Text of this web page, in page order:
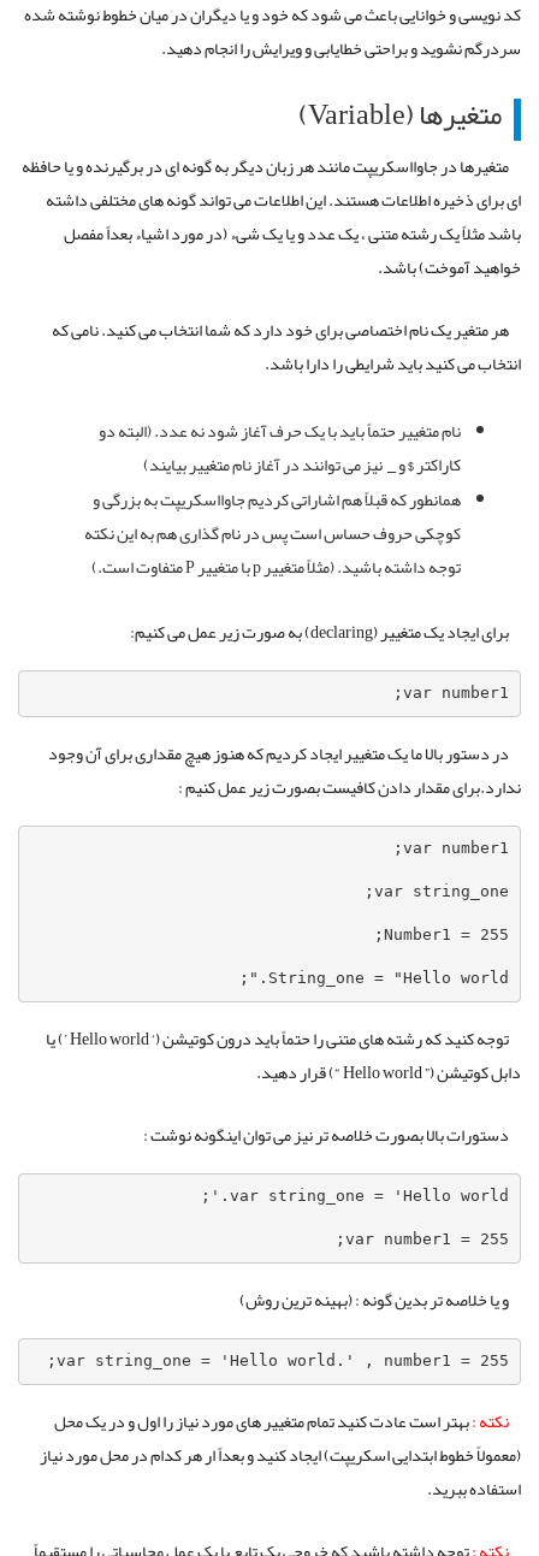
کد نویسی و خوانایی باعث می شود که خود و یا دیگران در میان خطوط نوشته شده
سردرگم نشوید و براحتی خطایابی و ویرایش را انجام دهید.
متغیرها (Variable)
متغیرها در جاوااسکریپت مانند هر زبان دیگر به گونه ای در برگیرنده و یا حافظه
ای برای ذخیره اطلاعات هستند. این اطلاعات می تواند گونه های مختلفی داشته
باشد مثلاً یک رشته متنی ، یک عدد و یا یک شیء (در مورد اشیاء بعداً مفصل
خواهید آموخت) باشد.
هر متغیر یک نام اختصاصی برای خود دارد که شما انتخاب می کنید. نامی که
انتخاب می کنید باید شرایطی را دارا باشد.
نام متغییر حتماً باید با یک حرف آغاز شود نه عدد. (البته دو
کاراکتر$و_نیز می توانند در آغاز نام متغییر بیایند)
همانطور که قبلاً هم اشاراتی کردیم جاوااسکریپت به بزرگی و
کوچکی حروف حساس است پس در نام گذاری هم به این نکته
توجه داشته باشید. (مثلاً متغییر p با متغییر P متفاوت است.)
برای ایجاد یک متغییر (declaring) به صورت زیر عمل می کنیم:
var number1;
در دستور بالا ما یک متغییر ایجاد کردیم که هنوز هیچ مقداری برای آن وجود
ندارد.برای مقدار دادن کافیست بصورت زیر عمل کنیم :
var number1;
var string_one;
Number1 = 255;
String_one = "Hello world.";
توجه کنید که رشته های متنی را حتماً باید درون کوتیشن (‘ Hello world ’) یا
دابل کوتیشن (” Hello world “) قرار دهید.
دستورات بالا بصورت خلاصه تر نیز می توان اینگونه نوشت :
var string_one = 'Hello world.';
var number1 = 255;
و یا خلاصه تر بدین گونه : (بهینه ترین روش)
var string_one = 'Hello world.' , number1 = 255;
نکته :بهتر است عادت کنید تمام متغییر های مورد نیاز را اول و در یک محل
(معمولاً خطوط ابتدایی اسکریپت) ایجاد کنید و بعداً ار هر کدام در محل مورد نیاز
استفاده ببرید.